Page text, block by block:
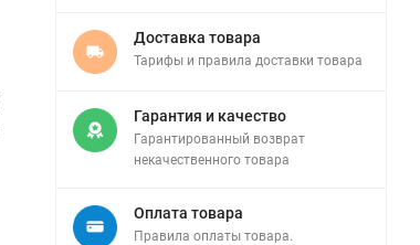
Доставка товара
Тарифы и правила доставки товара
Гарантия и качество
Гарантированный возврат
некачественного товара
Оплата товара
Правила оплаты товара.